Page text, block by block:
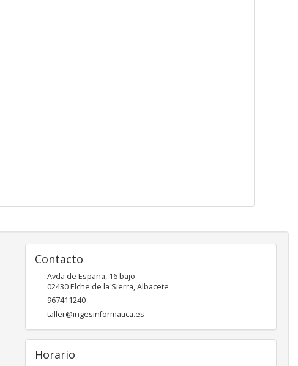
Contacto
Avda de España, 16 bajo
02430Elche de la Sierra,Albacete
967411240
taller@ingesinformatica.es
Horario